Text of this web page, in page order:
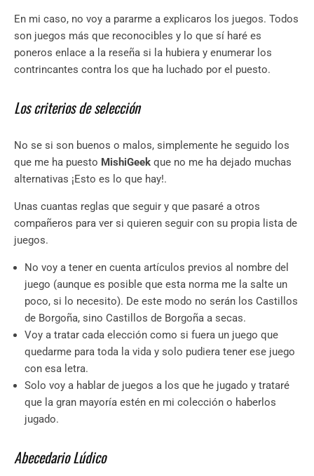
En mi caso, no voy a pararme a explicaros los juegos. Todos
son juegos más que reconocibles y lo que sí haré es
poneros enlace a la reseña si la hubiera y enumerar los
contrincantes contra los que ha luchado por el puesto.
Los criterios de selección
No se si son buenos o malos, simplemente he seguido los
que me ha puesto MishiGeek que no me ha dejado muchas
alternativas ¡Esto es lo que hay!.
Unas cuantas reglas que seguir y que pasaré a otros
compañeros para ver si quieren seguir con su propia lista de
juegos.
No voy a tener en cuenta artículos previos al nombre del
juego (aunque es posible que esta norma me la salte un
poco, si lo necesito). De este modo no serán los Castillos
de Borgoña, sino Castillos de Borgoña a secas.
Voy a tratar cada elección como si fuera un juego que
quedarme para toda la vida y solo pudiera tener ese juego
con esa letra.
Solo voy a hablar de juegos a los que he jugado y trataré
que la gran mayoría estén en mi colección o haberlos
jugado.
Abecedario Lúdico